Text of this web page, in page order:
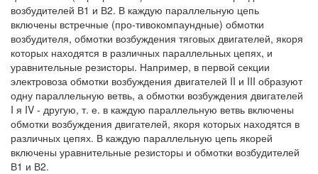
возбудителей В1 и В2. В каждую параллельную цепь
включены встречные (про-тивокомпаундные) обмотки
возбудителя, обмотки возбуждения тяговых двигателей, якоря
которых находятся в различных параллельных цепях, и
уравнительные резисторы. Например, в первой секции
электровоза обмотки возбуждения двигателей II и III образуют
одну параллельную ветвь, а обмотки возбуждения двигателей
I я IV - другую, т. е. в каждую параллельную ветвь включены
обмотки возбуждения двигателей, якоря которых находятся в
различных цепях. В каждую параллельную цепь якорей
включены уравнительные резисторы и обмотки возбудителей
В1 и В2.